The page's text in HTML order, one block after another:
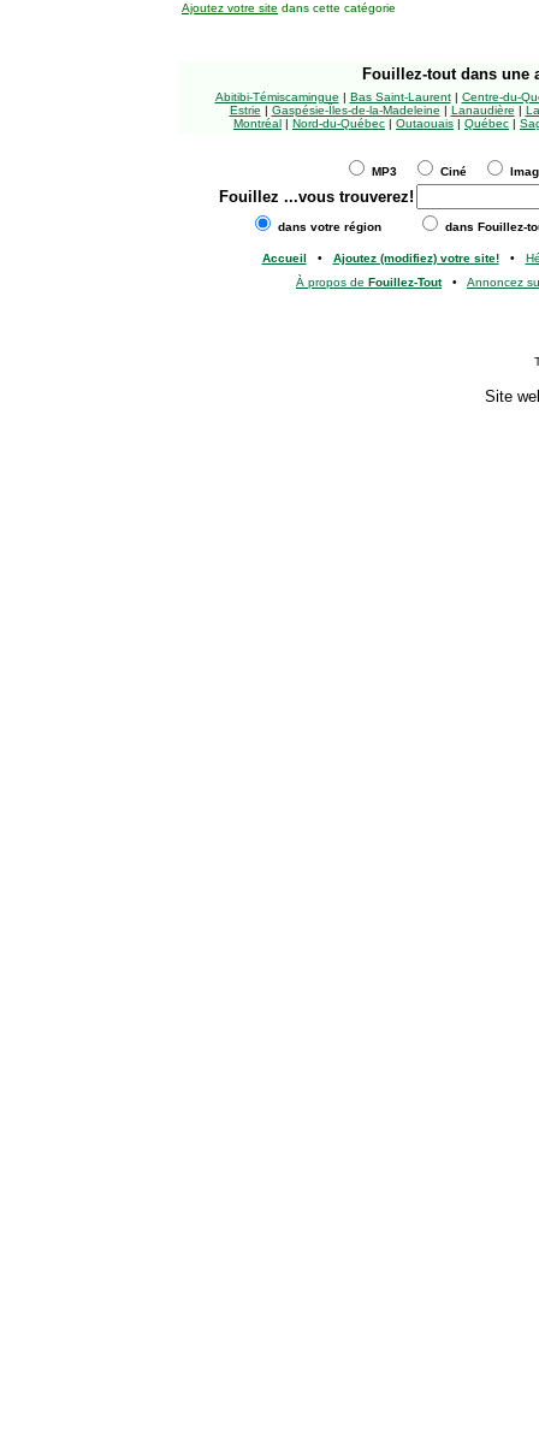
Ajoutez votre site dans cette catégorie
Fouillez-tout dans une
Abitibi-Témiscamingue | Bas Saint-Laurent| Centre-du-
Estrie | Gaspésie-Îles-de-la-Madeleine | Lanaudière |
Montréal | Nord-du-Québec | Outaouais | Québec |
MP3 Ciné
Fouillez ...vous trouverez!
dans votre région dans Fouillez-
Accueil • Ajoutez (modifiez) votre site!•
À propos de Fouillez-Tout• Annoncez
Site